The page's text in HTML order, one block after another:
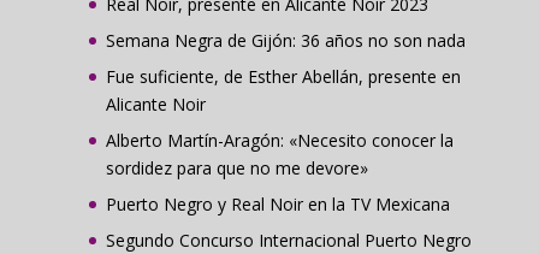
Semana Negra de Gijón: 36 años no son nada
Fue suficiente, de Esther Abellán, presente en
Alicante Noir
Alberto Martín-Aragón: «Necesito conocer la
sordidez para que no me devore»
Puerto Negro y Real Noir en la TV Mexicana
Segundo Concurso Internacional Puerto Negro